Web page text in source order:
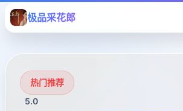
极品采花郎
热门推荐
5.0